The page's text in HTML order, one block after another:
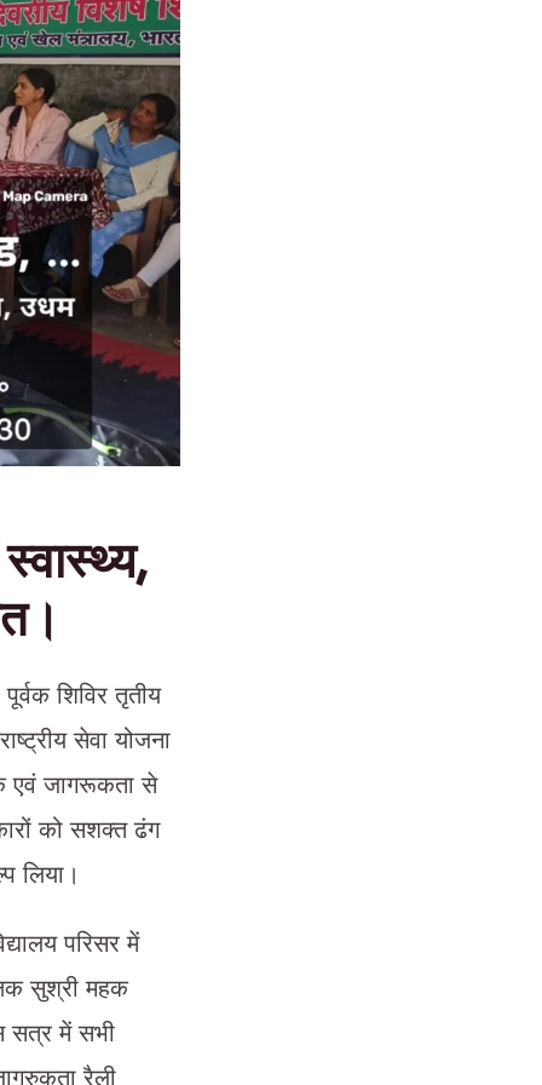
शिविर तृतीय
सेवा योजना
एवं जागरूकता से
को सशक्त ढंग
लिया।
परिसर में
सुश्री महक
सत्र में सभी
रैली